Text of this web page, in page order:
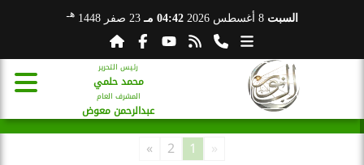
السبت 8 أغسطس 2026 04:42 مـ 23 صفر 1448 هـ
رئيس التحرير
محمد حلمي
المشرف العام
عبدالرحمن معوض
«
1
2
»